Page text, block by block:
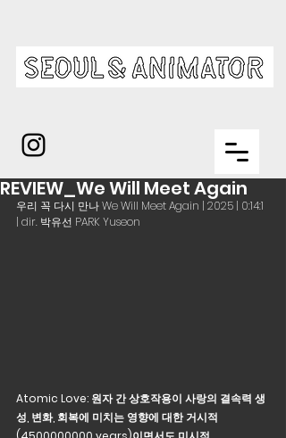
REVIEW_We Will Meet Again
우리 꼭 다시 만나 We Will Meet Again | 2025 | 0:14:1
| dir. 박유선 PARK Yuseon
Atomic Love: 원자 간 상호작용이 사랑의 결속력 생
성, 변화, 회복에 미치는 영향에 대한 거시적